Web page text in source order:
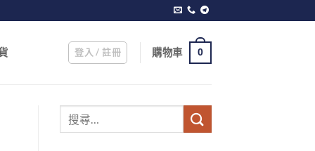
登入 / 註冊 購物車 0